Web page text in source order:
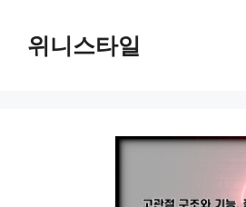
위니스타일